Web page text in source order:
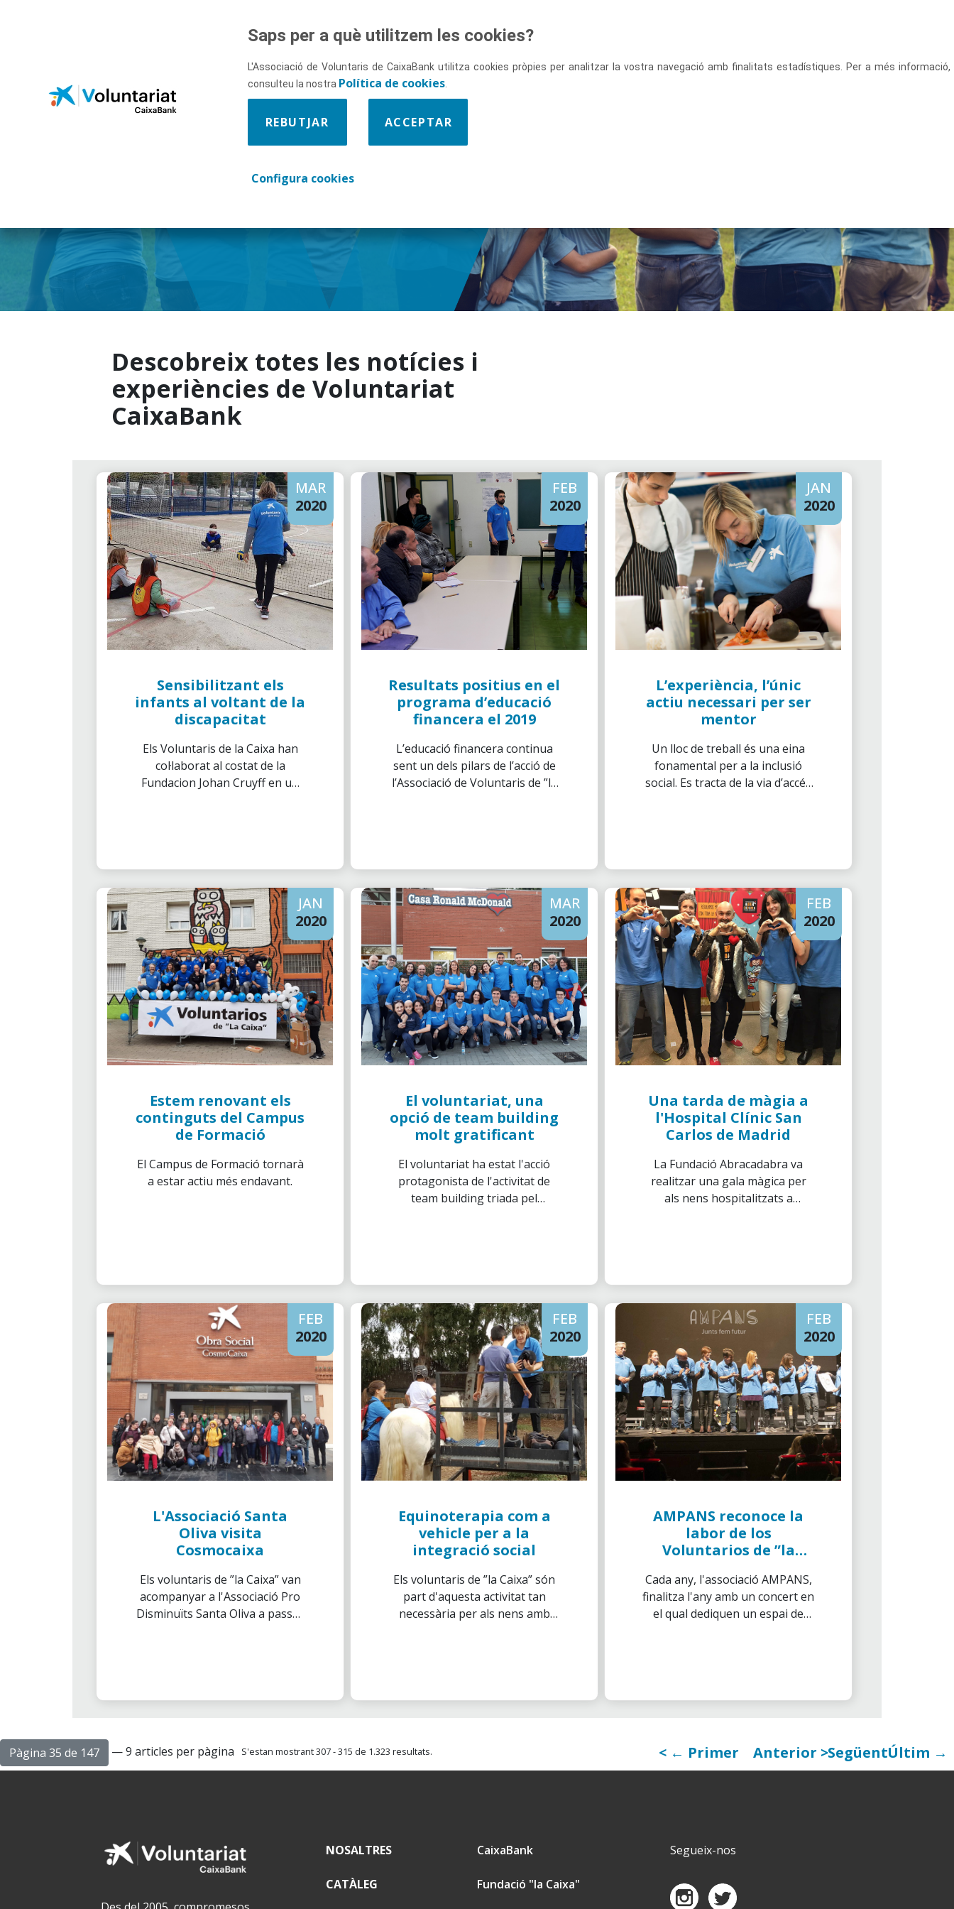
Descobreix-nos
Descobreix totes les notícies i
experiències de Voluntariat
CaixaBank
MAR
2020
Sensibilitzant els
infants al voltant de la
discapacitat
Els Voluntaris de la Caixa han
col·laborat al costat de la
Fundacion Johan Cruyff en un
FEB
2020
Resultats positius en el
programa d’educació
financera el 2019
L’educació financera continua
sent un dels pilars de l’acció de
l’Associació de Voluntaris de ”la
coneixement sobre conceptes
financers bàsics.
JAN
2020
L’experiència, l’únic
actiu necessari per ser
mentor
Un lloc de treball és una eina
fonamental per a la inclusió
social. Es tracta de la via d’accés
social.
JAN
2020
Estem renovant els
continguts del Campus
de Formació
El Campus de Formació tornarà
a estar actiu més endavant.
MAR
2020
El voluntariat, una
opció de team building
molt gratificant
El voluntariat ha estat l'acció
protagonista de l'activitat de
team building triada pel
FEB
2020
Una tarda de màgia a
l'Hospital Clínic San
Carlos de Madrid
La Fundació Abracadabra va
realitzar una gala màgica per
als nens hospitalitzats a
FEB
2020
L'Associació Santa
Oliva visita
Cosmocaixa
Els voluntaris de ”la Caixa” van
acompanyar a l'Associació Pro
Disminuïts Santa Oliva a passar
FEB
2020
Equinoterapia com a
vehicle per a la
integració social
Els voluntaris de ”la Caixa” són
part d'aquesta activitat tan
necessària per als nens amb
FEB
2020
AMPANS reconoce la
labor de los
Voluntarios de ”la
Cada any, l'associació AMPANS,
finalitza l'any amb un concert en
el qual dediquen un espai de
Pàgina 35 de 147 — 9 articles per pàgina S'estan mostrant 307 - 315 de 1.323 resultats. ← Primer Anterior SegüentÚltim →
NOSALTRES
CATÀLEG
CaixaBank
Fundació "la Caixa"
Segueix-nos
Saps per a què utilitzem les cookies?
L'Associació de Voluntaris de CaixaBank utilitza cookies pròpies per analitzar la vostra navegació amb finalitats estadístiques. Per a més informació,
consulteu la nostra Política de cookies.
REBUTJAR ACCEPTAR
Configura cookies